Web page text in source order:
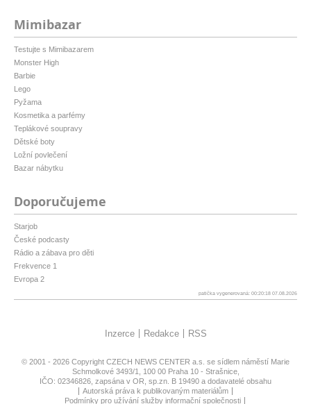
Mimibazar
Testujte s Mimibazarem
Monster High
Barbie
Lego
Pyžama
Kosmetika a parfémy
Teplákové soupravy
Dětské boty
Ložní povlečení
Bazar nábytku
Doporučujeme
Starjob
České podcasty
Rádio a zábava pro děti
Frekvence 1
Evropa 2
patička vygenerovaná: 00:20:18 07.08.2026
Inzerce Redakce RSS
© 2001 - 2026 Copyright CZECH NEWS CENTER a.s. se sídlem náměstí Marie
Schmolkové 3493/1, 100 00 Praha 10 - Strašnice,
IČO: 02346826, zapsána v OR, sp.zn. B 19490 a dodavatelé obsahu
Autorská práva k publikovaným materiálům
Podmínky pro užívání služby informační společnosti